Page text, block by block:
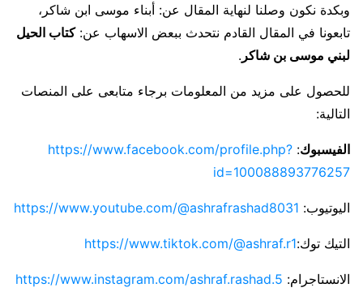
وبكدة نكون وصلنا لنهاية المقال عن: أبناء موسى ابن شاكر،
تابعونا في المقال القادم نتحدث ببعض الاسهاب عن:كتاب الحيل
لبني موسى بن شاكر .
للحصول على مزيد من المعلومات برجاء متابعى على المنصات
التالية:
الفيسبوك:
https://www.facebook.com/profile.php?
id=100088893776257
اليوتيوب: https://www.youtube.com/@ashrafrashad8031
التيك توك:https://www.tiktok.com/@ashraf.r1
الانستاجرام: https://www.instagram.com/ashraf.rashad.5